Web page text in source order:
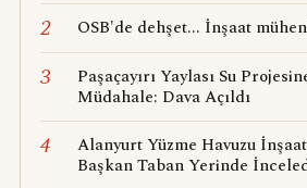
2 OSB'de dehşet... İnşaat
3
Paşaçayırı Yaylası Su
Müdahale: Dava Açıldı
4
Alanyurt Yüzme Havuzu
Başkan Taban Yerinde